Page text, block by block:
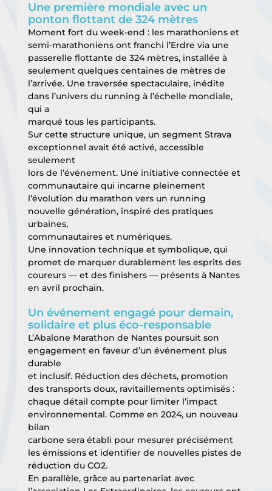
Une première mondiale avec un
ponton flottant de 324 mètres
Moment fort du week-end : les marathoniens et
semi-marathoniens ont franchi l’Erdre via une
passerelle flottante de 324 mètres, installée à
seulement quelques centaines de mètres de
l’arrivée. Une traversée spectaculaire, inédite
dans l’univers du running à l’échelle mondiale,
qui a
marqué tous les participants.
Sur cette structure unique, un segment Strava
exceptionnel avait été activé, accessible
seulement
lors de l’événement. Une initiative connectée et
communautaire qui incarne pleinement
l’évolution du marathon vers un running
nouvelle génération, inspiré des pratiques
urbaines,
communautaires et numériques.
Une innovation technique et symbolique, qui
promet de marquer durablement les esprits des
coureurs — et des finishers — présents à Nantes
en avril prochain.
Un événement engagé pour demain,
solidaire et plus éco-responsable
L’Abalone Marathon de Nantes poursuit son
engagement en faveur d’un événement plus
durable
et inclusif. Réduction des déchets, promotion
des transports doux, ravitaillements optimisés :
chaque détail compte pour limiter l’impact
environnemental. Comme en 2024, un nouveau
bilan
carbone sera établi pour mesurer précisément
les émissions et identifier de nouvelles pistes de
réduction du CO2.
En parallèle, grâce au partenariat avec